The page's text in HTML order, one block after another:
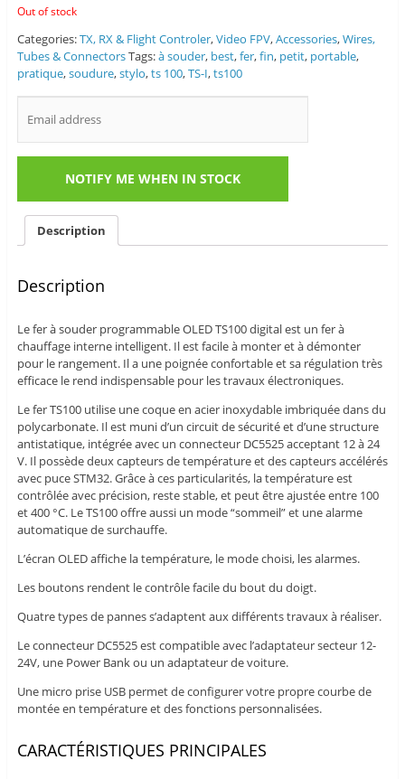
Out of stock
Categories:TX, RX & Flight Controler,Video FPV,Accessories,Wires,
Tubes & ConnectorsTags:à souder, best,fer,fin, petit, portable,
pratique,soudure,stylo,ts 100,TS-I,ts100
Description
Description
Le fer à souder programmable OLED TS100 digital est un fer à
chauffage interne intelligent. Il est facile à monter et à démonter
pour le rangement. Il a une poignée confortable et sa régulation très
efficace le rend indispensable pour les travaux électroniques.
Le fer TS100 utilise une coque en acier inoxydable imbriquée dans du
polycarbonate. Il est muni d’un circuit de sécurité et d’une structure
antistatique, intégrée avec un connecteur DC5525 acceptant 12 à 24
V. Il possède deux capteurs de température et des capteurs accélérés
avec puce STM32. Grâce à ces particularités, la température est
contrôlée avec précision, reste stable, et peut être ajustée entre 100
et 400 °C. Le TS100 offre aussi un mode “sommeil” et une alarme
automatique de surchauffe.
L’écran OLED affiche la température, le mode choisi, les alarmes.
Les boutons rendent le contrôle facile du bout du doigt.
Quatre types de pannes s’adaptent aux différents travaux à réaliser.
Le connecteur DC5525 est compatible avec l’adaptateur secteur 12-
24V, une Power Bank ou un adaptateur de voiture.
Une micro prise USB permet de configurer votre propre courbe de
montée en température et des fonctions personnalisées.
CARACTÉRISTIQUES PRINCIPALES